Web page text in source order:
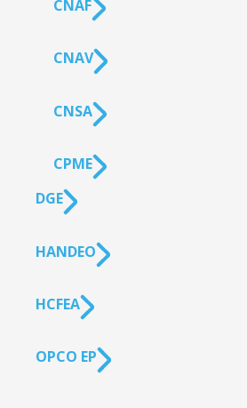
CNAF
CNAV
CNSA
CPME
DGE
HANDEO
HCFEA
OPCO EP